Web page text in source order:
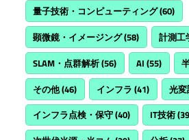
量子技術・コンピューティング(60)
顕微鏡・イメージング(58) 計測工
SLAM・点群解析(56) AI (55)
その他(46) インフラ (41) 光
インフラ点検・保守(40) IT技術